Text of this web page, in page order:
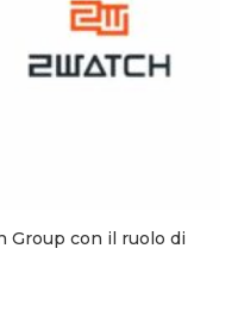
Group con il ruolo di